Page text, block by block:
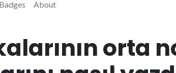
Badges About
orta